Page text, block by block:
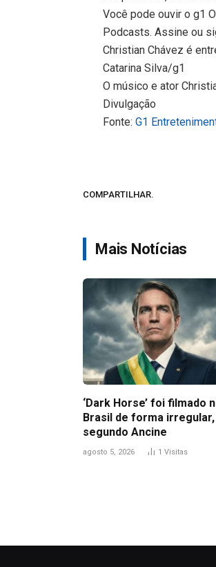
Você pode ouvir o g1
Podcasts. Assine ou
Christian Chávez é
Catarina Silva/g1
O músico e ator
Divulgação
Fonte:G1
COMPARTILHAR.
Mais Notícias
‘Dark Horse’ foi filmado
Brasil de forma irregular,
segundo Ancine
agosto 5, 2026 1 Visitas